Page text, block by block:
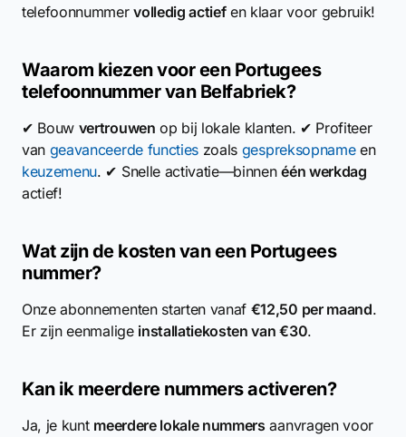
telefoonnummervolledig actiefen klaar voor gebruik!
Waarom kiezen voor een Portugees
telefoonnummer van Belfabriek?
✔ Bouw vertrouwen op bij lokale klanten. ✔ Profiteer
van geavanceerde functies zoals gespreksopnameen
keuzemenu. ✔ Snelle activatie—binnenéén werkdag
actief!
Wat zijn de kosten van een Portugees
nummer?
Onze abonnementen starten vanaf €12,50 per maand.
Er zijn eenmalige installatiekosten van €30.
Kan ik meerdere nummers activeren?
Ja, je kunt meerdere lokale nummers aanvragen voor